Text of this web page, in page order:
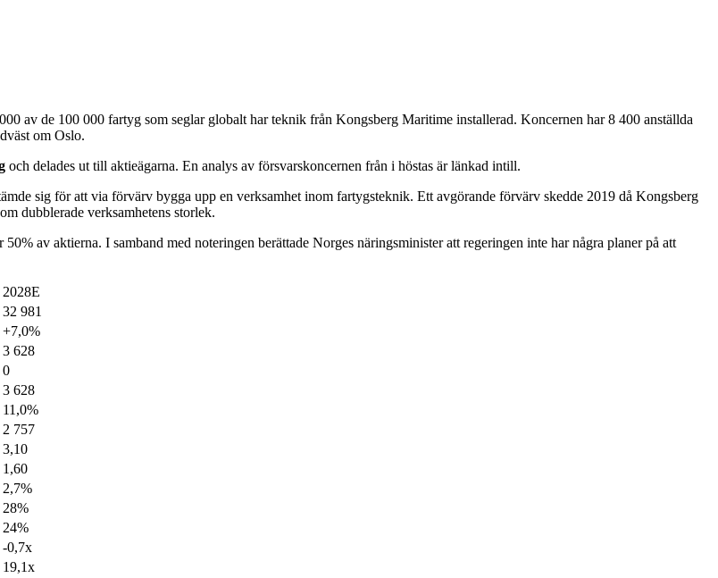
av de 100 000 fartyg som seglar globalt har teknik från Kongsberg Maritime installerad. Koncernen har 8 400 anställda
om Oslo.
och delades ut till aktieägarna. En analys av försvarskoncernen från i höstas är länkad intill.
sig för att via förvärv bygga upp en verksamhet inom fartygsteknik. Ett avgörande förvärv skedde 2019 då Kongsberg
dubblerade verksamhetens storlek.
av aktierna. I samband med noteringen berättade Norges näringsminister att regeringen inte har några planer på att
2028E
32 981
+7,0%
3 628
0
3 628
11,0%
2 757
3,10
1,60
2,7%
28%
24%
-0,7x
19,1x